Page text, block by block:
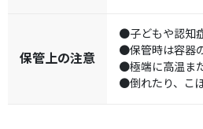
保管上の注意
●子どもや認知
●保管時は容器
●極端に高温ま
●倒れたり、こ